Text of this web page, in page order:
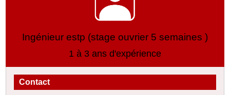
Ingénieur estp (stage ouvrier 5 semaines )
1 à 3 ans d'expérience
Contact